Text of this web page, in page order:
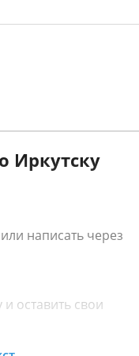
Иркутску
написать через
оставить свои
в течение 30